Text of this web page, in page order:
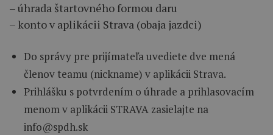
– úhrada štartovného formou daru
– konto v aplikácii Strava (obaja jazdci)
Do správy pre prijímateľa uvediete dve mená
členov teamu (nickname) v aplikácii Strava.
Prihlášku s potvrdením o úhrade a prihlasovacím
menom v aplikácii STRAVA zasielajte na
info@spdh.sk